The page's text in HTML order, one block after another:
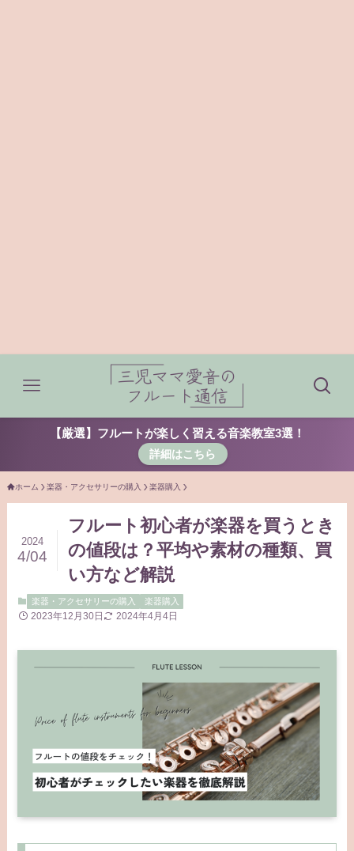
【厳選】フルートが楽しく習える音楽教室3選！
詳細はこちら
ホーム 楽器・アクセサリーの購入 楽器購入
フルート初心者が楽器を買うとき
の値段は？平均や素材の種類、買
い方など解説
2024
4/04
楽器・アクセサリーの購入 楽器購入
2023年12月30日 2024年4月4日